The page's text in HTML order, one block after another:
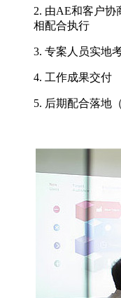
2. 由AE和客户协
相配合执行
3. 专案人员实地
4. 工作成果交付
5. 后期配合落地